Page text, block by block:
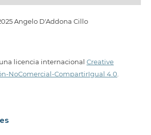
Angelo D'Addona Cillo
licencia internacional Creative
NoComercial-CompartirIgual 4.0